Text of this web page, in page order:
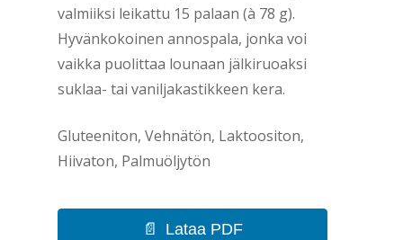
valmiiksi leikattu 15 palaan (à 78 g).
Hyvänkokoinen annospala, jonka voi
vaikka puolittaa lounaan jälkiruoaksi
suklaa- tai vaniljakastikkeen kera.
Gluteeniton, Vehnätön, Laktoositon,
Hiivaton, Palmuöljytön
Lataa PDF